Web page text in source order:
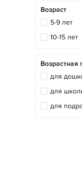
Возраст
5-9 лет
10-15 лет
Возрастная
для
для
для